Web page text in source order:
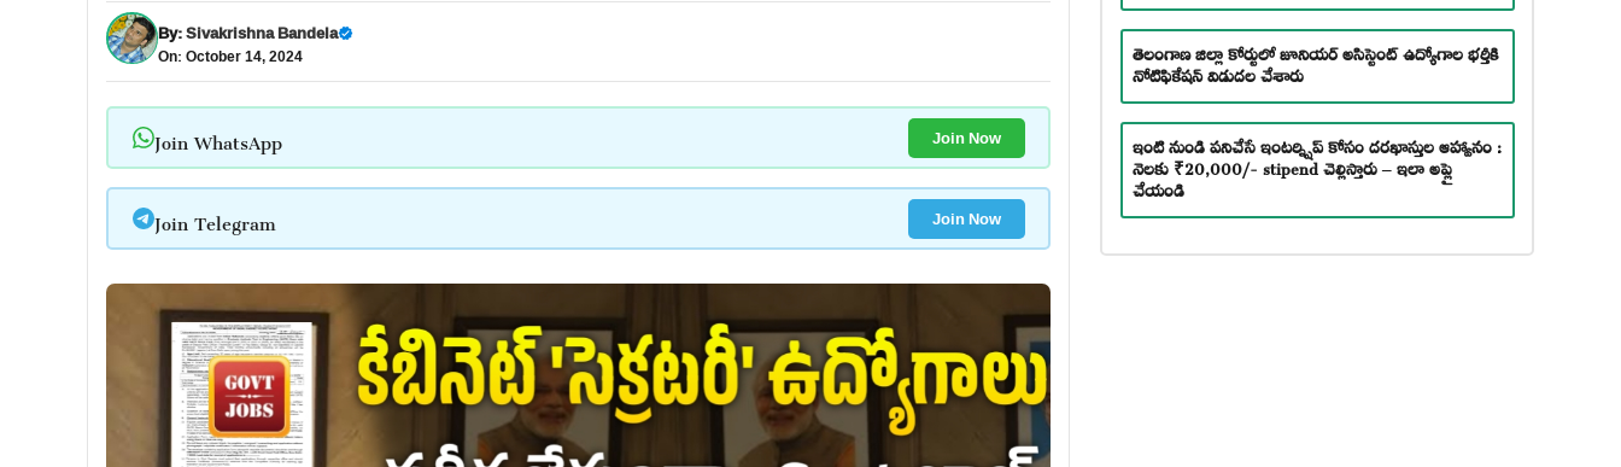
By:Sivakrishna Bandela
On: October 14, 2024
Join WhatsApp Join Now
Join Telegram Join Now
తెలంగాణ జిల్లా కోర్టులో జూనియర్ అసిస్టెంట్ ఉద్యోగాల భర్తీకి
నోటిఫికేషన్ విడుదల చేశారు
ఇంటి నుండి పనిచేసే ఇంటర్న్షిప్ కోసం దరఖాస్తుల ఆహ్వానం :
నెలకు ₹20,000/- stipend చెల్లిస్తారు – ఇలా అప్లై
చేయండి